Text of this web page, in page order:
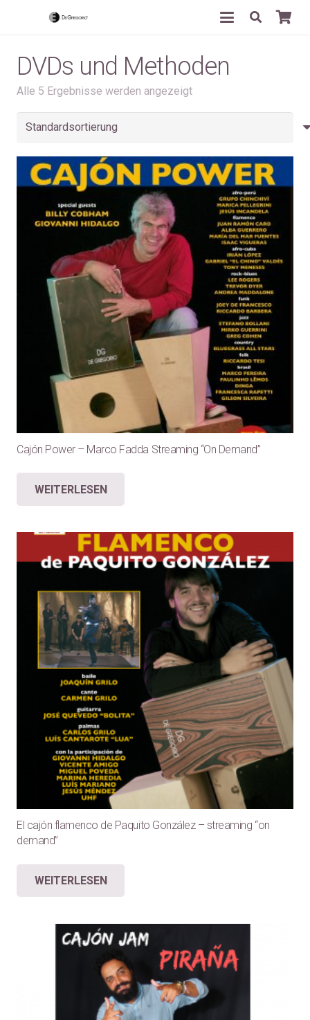
DVDs und Methoden
Alle 5 Ergebnisse werden angezeigt
Cajón Power – Marco Fadda Streaming “On Demand”
WEITERLESEN
El cajón flamenco de Paquito González – streaming “on
demand”
WEITERLESEN